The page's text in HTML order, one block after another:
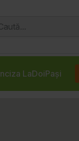
LaDoiPași